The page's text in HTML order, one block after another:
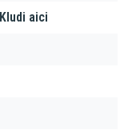
de debit
mai mult confort
Kludi aici